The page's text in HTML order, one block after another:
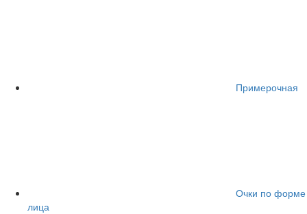
Примерочная
Очки по форме
лица